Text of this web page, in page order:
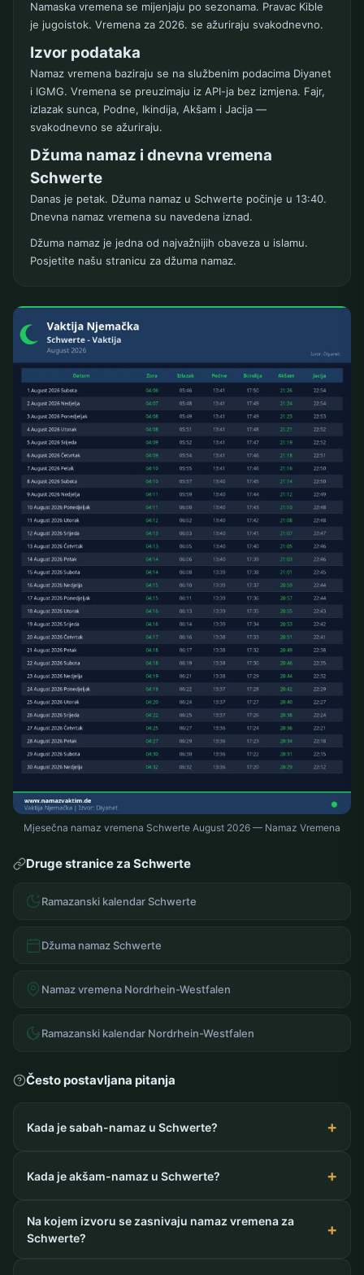
Namaska vremena se mijenjaju po sezonama. Pravac Kible
je jugoistok. Vremena za 2026. se ažuriraju svakodnevno.
Izvor podataka
Namaz vremena baziraju se na službenim podacima Diyanet
i IGMG. Vremena se preuzimaju iz API-ja bez izmjena. Fajr,
izlazak sunca, Podne, Ikindija, Akšam i Jacija —
svakodnevno se ažuriraju.
Džuma namaz i dnevna vremena
Schwerte
Danas je petak. Džuma namaz u Schwerte počinje u 13:40.
Dnevna namaz vremena su navedena iznad.
Džuma namaz je jedna od najvažnijih obaveza u islamu.
Posjetite našu stranicu za džuma namaz.
Mjesečna namaz vremena Schwerte August 2026 — Namaz Vremena
Druge stranice za Schwerte
Ramazanski kalendar Schwerte
Džuma namaz Schwerte
Namaz vremena Nordrhein-Westfalen
Ramazanski kalendar Nordrhein-Westfalen
Često postavljana pitanja
Kada je sabah-namaz u Schwerte?
Kada je akšam-namaz u Schwerte?
Na kojem izvoru se zasnivaju namaz vremena za
Schwerte?